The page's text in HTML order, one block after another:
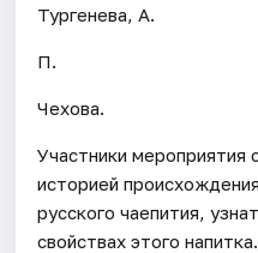
Тургенева, А.
П.
Чехова.
Участники мероприятия
историей
русского чаепития,
свойствах этого напитка.